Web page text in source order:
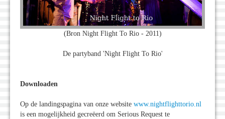
(Bron Night Flight To Rio - 2011)
De partyband 'Night Flight To Rio'
Downloaden
Op de landingspagina van onze website www.nightflighttorio.nl
is een mogelijkheid gecreëerd om Serious Request te